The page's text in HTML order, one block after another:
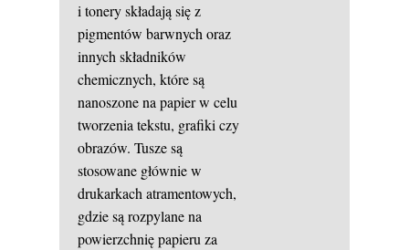
i tonery składają się z
pigmentów barwnych oraz
innych składników
chemicznych, które są
nanoszone na papier w celu
tworzenia tekstu, grafiki czy
obrazów. Tusze są
stosowane głównie w
drukarkach atramentowych,
gdzie są rozpylane na
powierzchnię papieru za